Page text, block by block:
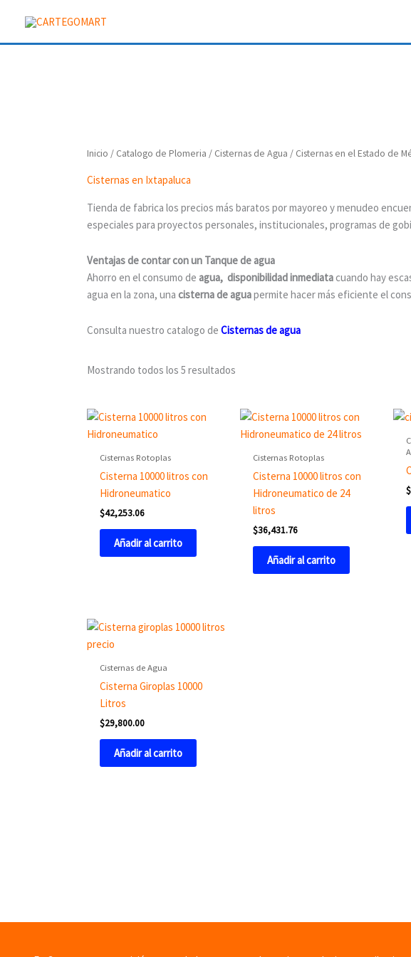
contenido
Inicio / Catalogo de Plomeria / Cisternas de Agua / Cisternas en el Estado de
Cisternas en Ixtapaluca
Tienda de fabrica los precios más baratos por mayoreo y menudeo
especiales para proyectos personales, institucionales, programas de
Ventajas de contar con un Tanque de agua
Ahorro en el consumo deagua,disponibilidad inmediatacuando hay
agua en la zona, unacisterna de aguapermite hacer más eficiente el
Consulta nuestro catalogo deCisternas de agua
Mostrando todos los 5 resultados
Cisternas Rotoplas
Cisterna 10000 litros con
Hidroneumatico
$42,253.06
Añadir al carrito
Cisternas Rotoplas
Cisterna 10000 litros con
Hidroneumatico de 24
litros
$36,431.76
Añadir al carrito
$
Cisternas de Agua
Cisterna Giroplas 10000
Litros
$29,800.00
Añadir al carrito